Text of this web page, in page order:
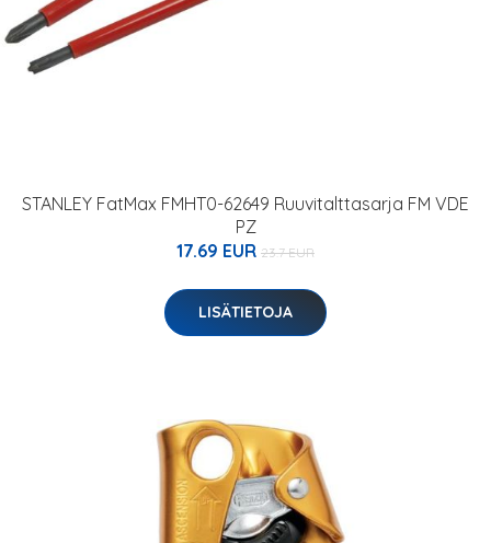
STANLEY FatMax FMHT0-62649 Ruuvitalttasarja FM VDE
PZ
17.69 EUR 23.7 EUR
LISÄTIETOJA